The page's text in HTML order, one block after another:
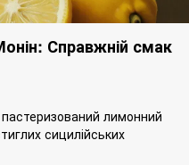
Справжній смак
лимонний
сицилійських